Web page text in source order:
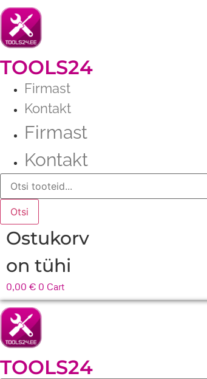
Liigu
sisu
juurde
TOOLS24
Firmast
Kontakt
Firmast
Kontakt
Products
search
Otsi
Ostukorv
on tühi
0,00 € 0 Cart
TOOLS24